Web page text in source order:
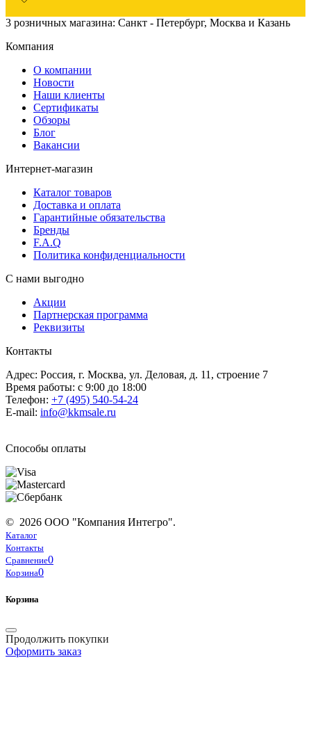
3 розничных магазина: Санкт - Петербург, Москва и Казань
Компания
О компании
Новости
Наши клиенты
Сертификаты
Обзоры
Блог
Вакансии
Интернет-магазин
Каталог товаров
Доставка и оплата
Гарантийные обязательства
Бренды
F.A.Q
Политика конфиденциальности
С нами выгодно
Акции
Партнерская программа
Реквизиты
Контакты
Адрес: Россия, г. Москва, ул. Деловая, д. 11, строение 7
Время работы: с 9:00 до 18:00
Телефон: +7 (495) 540-54-24
E-mail: info@kkmsale.ru
Способы оплаты
© 2026 ООО "Компания Интегро".
Каталог
Контакты
Сравнение0
Корзина0
Корзина
Продолжить покупки
Оформить заказ